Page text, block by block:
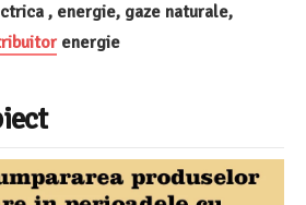
, energie, gaze naturale,
energie